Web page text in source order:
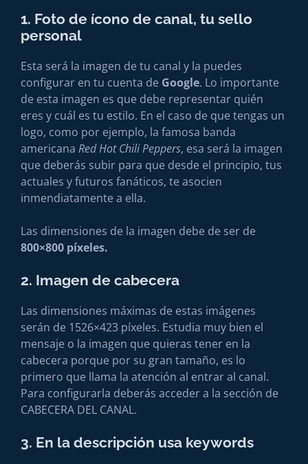
1. Foto de ícono de canal, tu sello
personal
Esta será la imagen de tu canal y la puedes
configurar en tu cuenta de Google. Lo importante
de esta imagen es que debe representar quién
eres y cuál es tu estilo. En el caso de que tengas un
logo, como por ejemplo, la famosa banda
americana Red Hot Chili Peppers, esa será la imagen
que deberás subir para que desde el principio, tus
actuales y futuros fanáticos, te asocien
inmendiatamente a ella.
Las dimensiones de la imagen debe de ser de
800×800 píxeles.
2. Imagen de cabecera
Las dimensiones máximas de estas imágenes
serán de 1526×423 píxeles. Estudia muy bien el
mensaje o la imagen que quieras tener en la
cabecera porque por su gran tamaño, es lo
primero que llama la atención al entrar al canal.
Para configurarla deberás acceder a la sección de
CABECERA DEL CANAL.
3. En la descripción usa keywords